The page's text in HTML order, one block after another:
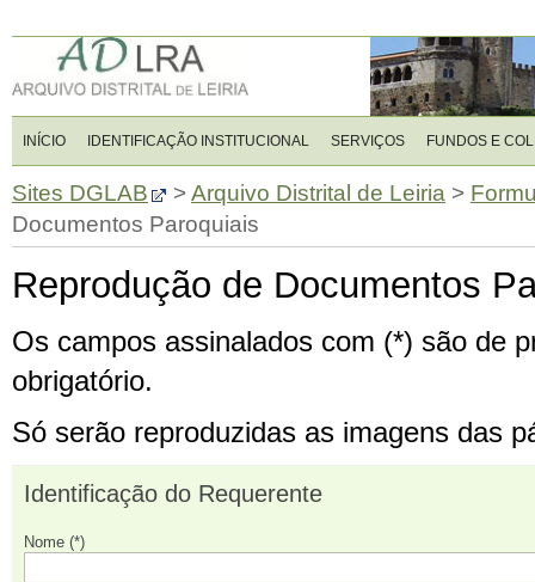
INÍCIO IDENTIFICAÇÃO INSTITUCIONAL SERVIÇOS FUNDOS E
Sites DGLAB >Arquivo Distrital de Leiria >
Documentos Paroquiais
Reprodução de Documentos
Os campos assinalados com (*) são de
obrigatório.
Só serão reproduzidas as imagens das
Identificação do Requerente
Nome (*)